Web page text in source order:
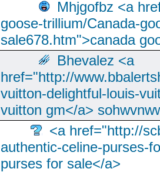
Mhjgofbz <a
goose-trillium/Canada-
sale678.htm">canada
Bhevalez <a
href="http://
vuitton-delightful-louis-
vuitton gm</a>
<a href="http://
authentic-celine-purses-
purses for sale</a>